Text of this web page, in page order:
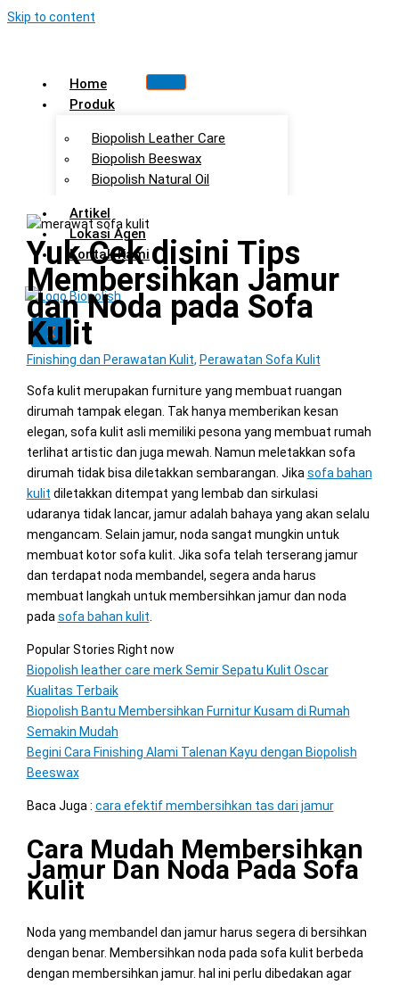
Skip to content
Home
Produk
Biopolish Leather Care
Biopolish Beeswax
Biopolish Natural Oil
Artikel
Lokasi Agen
Kontak Kami
X
Yuk Cek disini Tips
Membersihkan Jamur
dan Noda pada Sofa
Kulit
Finishing dan Perawatan Kulit, Perawatan Sofa Kulit
Sofa kulit merupakan furniture yang membuat ruangan
dirumah tampak elegan. Tak hanya memberikan kesan
elegan, sofa kulit asli memiliki pesona yang membuat rumah
terlihat artistic dan juga mewah. Namun meletakkan sofa
dirumah tidak bisa diletakkan sembarangan. Jika sofa bahan
kulit diletakkan ditempat yang lembab dan sirkulasi
udaranya tidak lancar, jamur adalah bahaya yang akan selalu
mengancam. Selain jamur, noda sangat mungkin untuk
membuat kotor sofa kulit. Jika sofa telah terserang jamur
dan terdapat noda membandel, segera anda harus
membuat langkah untuk membersihkan jamur dan noda
pada sofa bahan kulit
Popular Stories Right now
Biopolish leather care merk Semir Sepatu Kulit Oscar
Kualitas Terbaik
Biopolish Bantu Membersihkan Furnitur Kusam di Rumah
Semakin Mudah
Begini Cara Finishing Alami Talenan Kayu dengan Biopolish
Beeswax
Baca Juga : cara efektif membersihkan tas dari jamur
Cara Mudah Membersihkan
Jamur Dan Noda Pada Sofa
Kulit
Noda yang membandel dan jamur harus segera di bersihkan
dengan benar. Membersihkan noda pada sofa kulit berbeda
dengan membersihkan jamur. hal ini perlu dibedakan agar